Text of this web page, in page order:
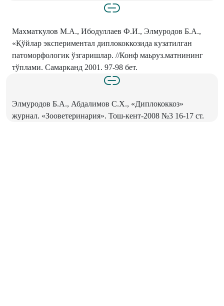
Махматкулов М.А., Ибодуллаев Ф.И., Элмуродов Б.А.,
«Қўйлар экспериментал диплококкозида кузатилган
патоморфологик ўзгаришлар. //Конф маьруз.матнининг
тўплами. Самарканд 2001. 97-98 бет.
Элмуродов Б.А., Абдалимов С.Х., «Диплококкоз»
журнал. «Зооветеринария». Тош-кент-2008 №3 16-17 ст.